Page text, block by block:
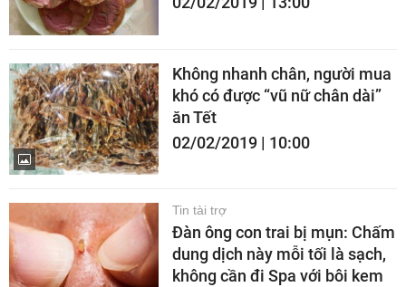
Không nhanh chân, người mua
khó có được “vũ nữ chân dài”
ăn Tết
02/02/2019 | 10:00
Tin tài trợ
Đàn ông con trai bị mụn: Chấm
dung dịch này mỗi tối là sạch,
không cần đi Spa với bôi kem